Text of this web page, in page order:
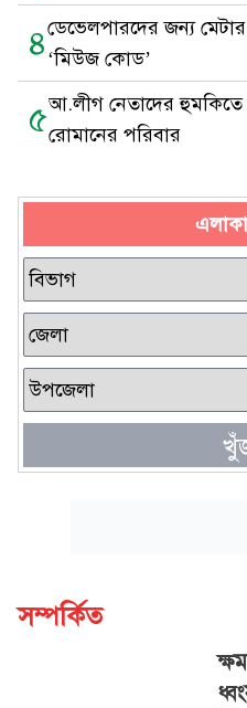
৪ডেভেলপারদের জন্য
‘মিউজ কোড’
৫আ.লীগ নেতাদের
রোমানের পরিবার
সম্পর্কিত